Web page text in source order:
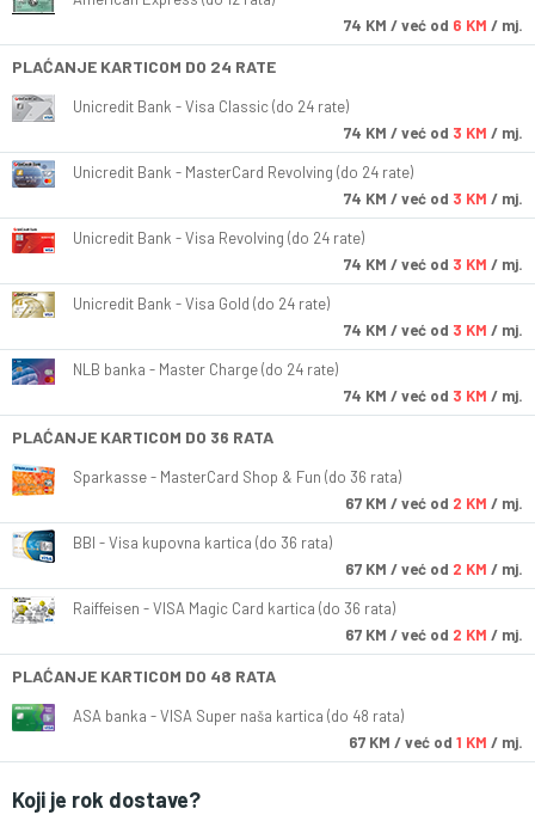
74 KM / već od 6 KM / mj.
PLAĆANJE KARTICOM DO 24 RATE
Unicredit Bank - Visa Classic (do 24 rate)
74 KM / već od 3 KM / mj.
Unicredit Bank - MasterCard Revolving (do 24 rate)
74 KM / već od 3 KM / mj.
Unicredit Bank - Visa Revolving (do 24 rate)
74 KM / već od 3 KM / mj.
Unicredit Bank - Visa Gold (do 24 rate)
74 KM / već od 3 KM / mj.
NLB banka - Master Charge (do 24 rate)
74 KM / već od 3 KM / mj.
PLAĆANJE KARTICOM DO 36 RATA
Sparkasse - MasterCard Shop & Fun (do 36 rata)
67 KM / već od 2 KM / mj.
BBI - Visa kupovna kartica (do 36 rata)
67 KM / već od 2 KM / mj.
Raiffeisen - VISA Magic Card kartica (do 36 rata)
67 KM / već od 2 KM / mj.
PLAĆANJE KARTICOM DO 48 RATA
ASA banka - VISA Super naša kartica (do 48 rata)
67 KM / već od 1 KM / mj.
Koji je rok dostave?